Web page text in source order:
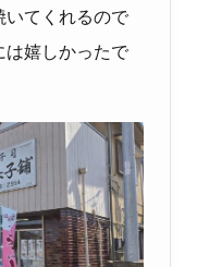
いてくれるので
は嬉しかったで